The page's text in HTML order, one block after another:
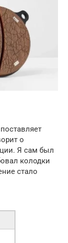
о
Я сам был
колодки
стало